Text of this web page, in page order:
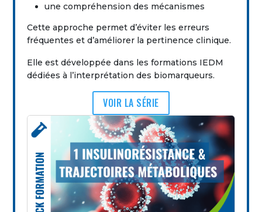
une compréhension des mécanismes
Cette approche permet d’éviter les erreurs
fréquentes et d’améliorer la pertinence clinique.
Elle est développée dans les formations IEDM
dédiées à l’interprétation des biomarqueurs.
VOIR LA SÉRIE